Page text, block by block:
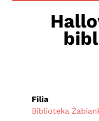
Filia
Biblioteka